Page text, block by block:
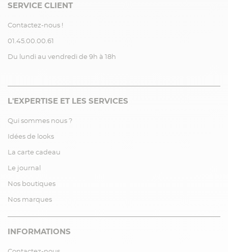
SERVICE CLIENT
Contactez-nous !
01.45.00.00.61
Du lundi au vendredi de 9h à 18h
L'EXPERTISE ET LES SERVICES
Qui sommes nous ?
Idées de looks
La carte cadeau
Le journal
Nos boutiques
Nos marques
INFORMATIONS